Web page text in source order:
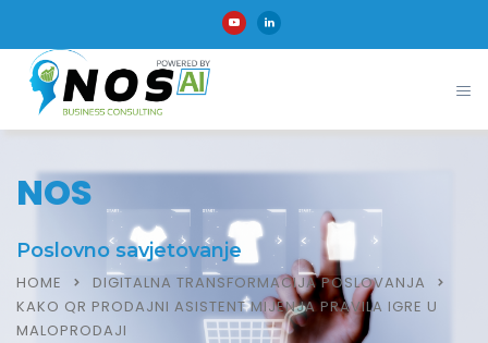
NOS
Poslovno savjetovanje
HOME
DIGITALNA TRANSFORMACIJA POSLOVANJA
KAKO QR PRODAJNI ASISTENT MIJENJA PRAVILA IGRE U
MALOPRODAJI